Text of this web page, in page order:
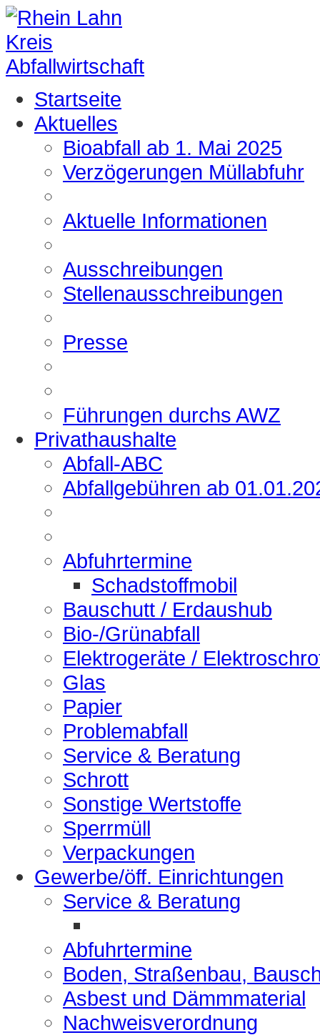
Startseite
Aktuelles
Bioabfall ab 1. Mai 2025
Verzögerungen Müllabfuhr
Aktuelle Informationen
Ausschreibungen
Stellenausschreibungen
Presse
Führungen durchs AWZ
Privathaushalte
Abfall-ABC
Abfallgebühren ab
Abfuhrtermine
Schadstoffmobil
Bauschutt / Erdaushub
Bio-/Grünabfall
Elektrogeräte /
Glas
Papier
Problemabfall
Service & Beratung
Schrott
Sonstige Wertstoffe
Sperrmüll
Verpackungen
Gewerbe/öff. Einrichtungen
Service & Beratung
Abfuhrtermine
Boden, Straßenbau,
Asbest und Dämmmaterial
Nachweisverordnung